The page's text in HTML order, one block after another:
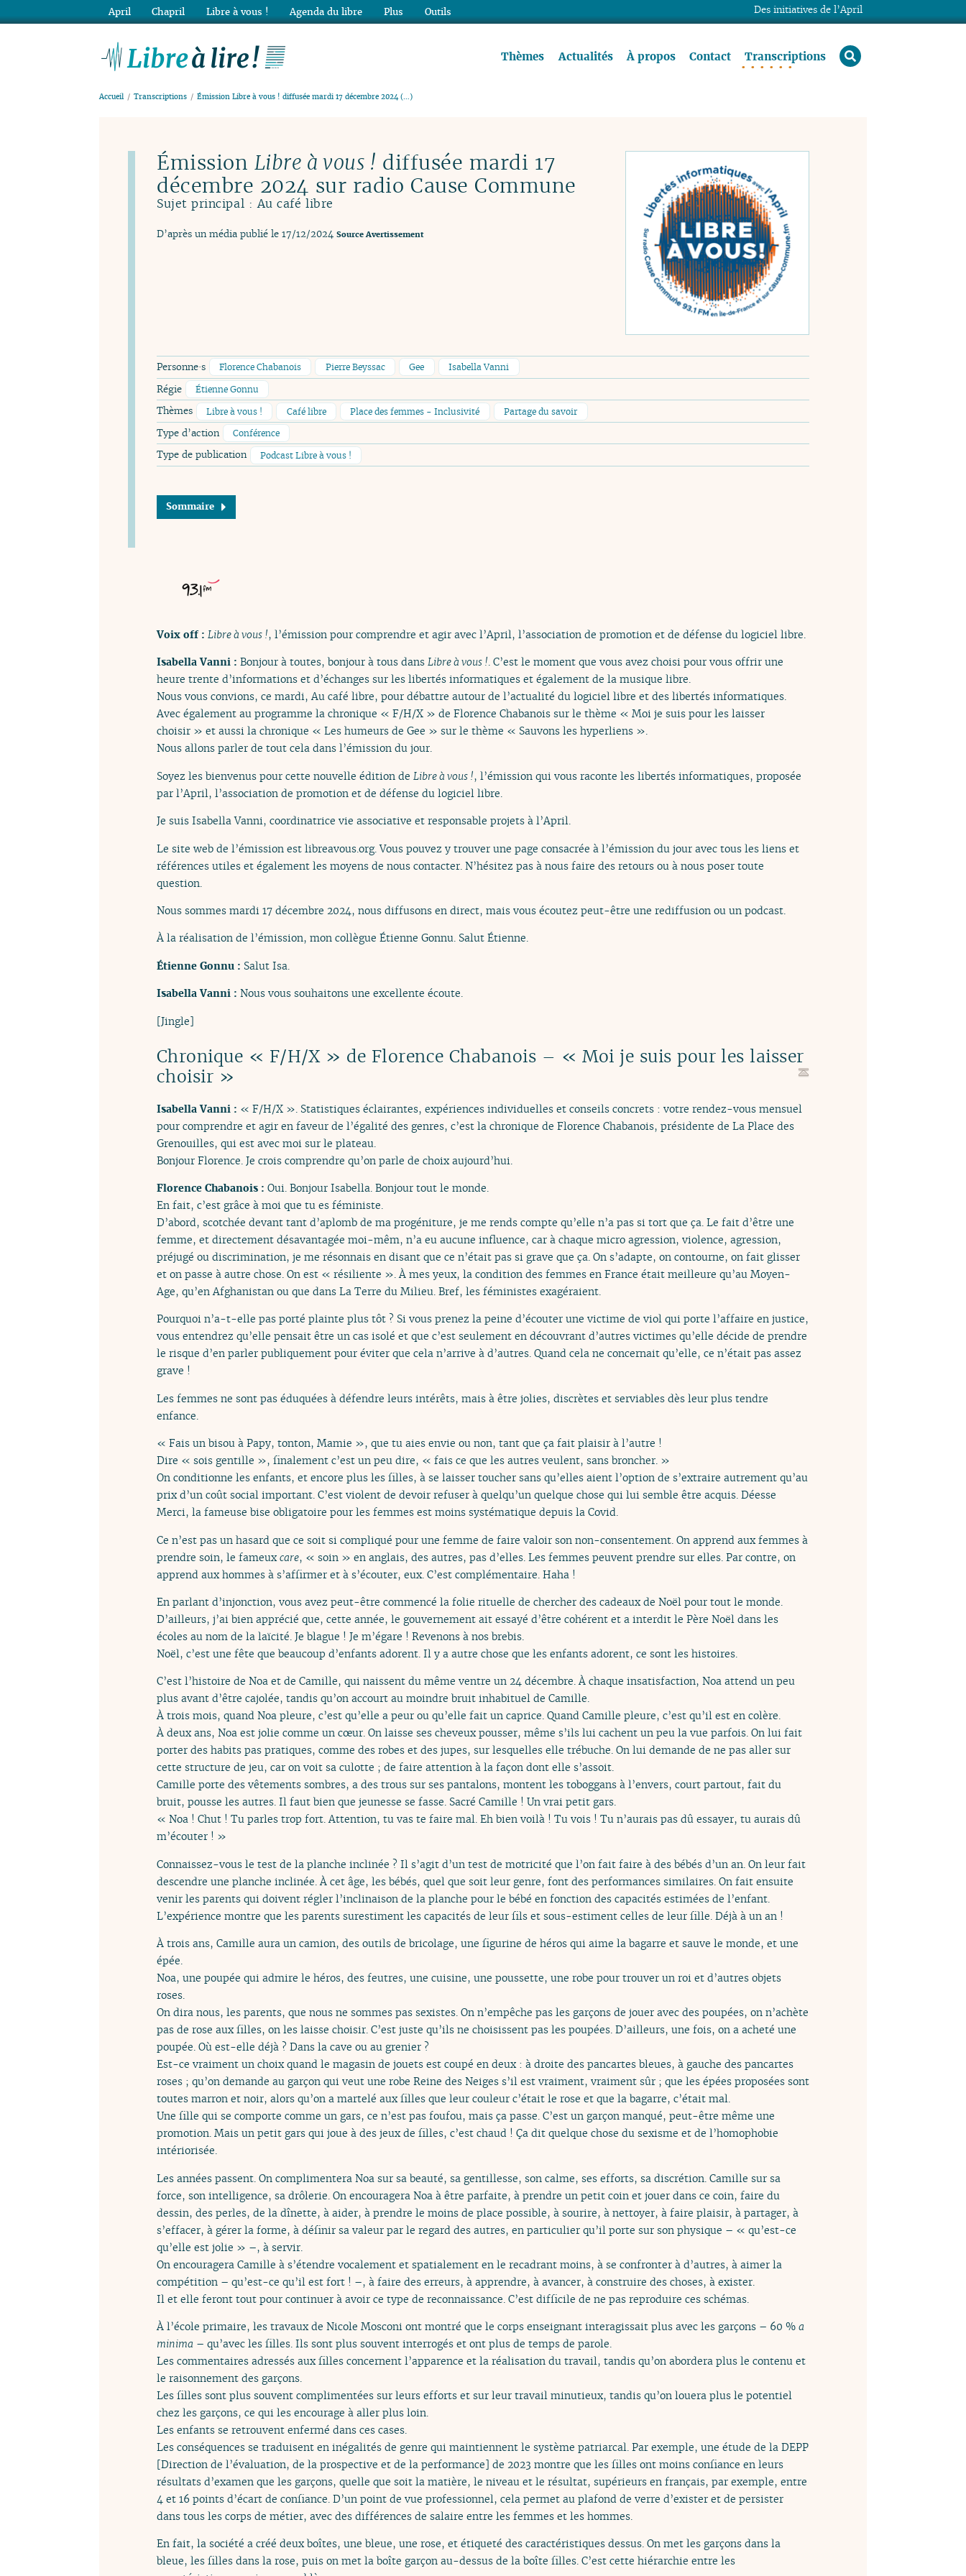
Thèmes Actualités À propos Contact Transcriptions rechercher
Accueil Transcriptions Émission Libre à vous ! diffusée mardi 17 décembre 2024 (…)
Émission Libre à vous ! diffusée mardi 17
décembre 2024 sur radio Cause Commune
Sujet principal : Au café libre
D’après un média publié le 17/12/2024 Source Avertissement
Personne·s Florence Chabanois Pierre Beyssac Gee Isabella Vanni
Régie Étienne Gonnu
Thèmes Libre à vous ! Café libre Place des femmes - Inclusivité Partage du savoir
Type d’action Conférence
Type de publication Podcast Libre à vous !
Sommaire
Voix off : Libre à vous !, l’émission pour comprendre et agir avec l’April, l’association de promotion et de défense du logiciel libre.
Isabella Vanni : Bonjour à toutes, bonjour à tous dans Libre à vous !. C’est le moment que vous avez choisi pour vous offrir une
heure trente d’informations et d’échanges sur les libertés informatiques et également de la musique libre.
Nous vous convions, ce mardi, Au café libre, pour débattre autour de l’actualité du logiciel libre et des libertés informatiques.
Avec également au programme la chronique « F/H/X » de Florence Chabanois sur le thème « Moi je suis pour les laisser
choisir » et aussi la chronique « Les humeurs de Gee » sur le thème « Sauvons les hyperliens ».
Nous allons parler de tout cela dans l’émission du jour.
Soyez les bienvenus pour cette nouvelle édition de Libre à vous !, l’émission qui vous raconte les libertés informatiques, proposée
par l’April, l’association de promotion et de défense du logiciel libre.
Je suis Isabella Vanni, coordinatrice vie associative et responsable projets à l’April.
Le site web de l’émission est libreavous.org. Vous pouvez y trouver une page consacrée à l’émission du jour avec tous les liens et
références utiles et également les moyens de nous contacter. N’hésitez pas à nous faire des retours ou à nous poser toute
question.
Nous sommes mardi 17 décembre 2024, nous diffusons en direct, mais vous écoutez peut-être une rediffusion ou un podcast.
À la réalisation de l’émission, mon collègue Étienne Gonnu. Salut Étienne.
Étienne Gonnu : Salut Isa.
Isabella Vanni : Nous vous souhaitons une excellente écoute.
[Jingle]
Chronique « F/H/X » de Florence Chabanois – « Moi je suis pour les laisser
choisir »
Isabella Vanni : « F/H/X ». Statistiques éclairantes, expériences individuelles et conseils concrets : votre rendez-vous mensuel
pour comprendre et agir en faveur de l’égalité des genres, c’est la chronique de Florence Chabanois, présidente de La Place des
Grenouilles, qui est avec moi sur le plateau.
Bonjour Florence. Je crois comprendre qu’on parle de choix aujourd’hui.
Florence Chabanois : Oui. Bonjour Isabella. Bonjour tout le monde.
En fait, c’est grâce à moi que tu es féministe.
D’abord, scotchée devant tant d’aplomb de ma progéniture, je me rends compte qu’elle n’a pas si tort que ça. Le fait d’être une
femme, et directement désavantagée moi-mêm, n’a eu aucune influence, car à chaque micro agression, violence, agression,
préjugé ou discrimination, je me résonnais en disant que ce n’était pas si grave que ça. On s’adapte, on contourne, on fait glisser
et on passe à autre chose. On est « résiliente ». À mes yeux, la condition des femmes en France était meilleure qu’au Moyen-
Age, qu’en Afghanistan ou que dans La Terre du Milieu. Bref, les féministes exagéraient.
Pourquoi n’a-t-elle pas porté plainte plus tôt ? Si vous prenez la peine d’écouter une victime de viol qui porte l’affaire en justice,
vous entendrez qu’elle pensait être un cas isolé et que c’est seulement en découvrant d’autres victimes qu’elle décide de prendre
le risque d’en parler publiquement pour éviter que cela n’arrive à d’autres. Quand cela ne concernait qu’elle, ce n’était pas assez
grave !
Les femmes ne sont pas éduquées à défendre leurs intérêts, mais à être jolies, discrètes et serviables dès leur plus tendre
enfance.
« Fais un bisou à Papy, tonton, Mamie », que tu aies envie ou non, tant que ça fait plaisir à l’autre !
Dire « sois gentille », finalement c’est un peu dire, « fais ce que les autres veulent, sans broncher. »
On conditionne les enfants, et encore plus les filles, à se laisser toucher sans qu’elles aient l’option de s’extraire autrement qu’au
prix d’un coût social important. C’est violent de devoir refuser à quelqu’un quelque chose qui lui semble être acquis. Déesse
Merci, la fameuse bise obligatoire pour les femmes est moins systématique depuis la Covid.
Ce n’est pas un hasard que ce soit si compliqué pour une femme de faire valoir son non-consentement. On apprend aux femmes à
prendre soin, le fameux care, « soin » en anglais, des autres, pas d’elles. Les femmes peuvent prendre sur elles. Par contre, on
apprend aux hommes à s’affirmer et à s’écouter, eux. C’est complémentaire. Haha !
En parlant d’injonction, vous avez peut-être commencé la folie rituelle de chercher des cadeaux de Noël pour tout le monde.
D’ailleurs, j’ai bien apprécié que, cette année, le gouvernement ait essayé d’être cohérent et a interdit le Père Noël dans les
écoles au nom de la laïcité. Je blague ! Je m’égare ! Revenons à nos brebis.
Noël, c’est une fête que beaucoup d’enfants adorent. Il y a autre chose que les enfants adorent, ce sont les histoires.
C’est l’histoire de Noa et de Camille, qui naissent du même ventre un 24 décembre. À chaque insatisfaction, Noa attend un peu
plus avant d’être cajolée, tandis qu’on accourt au moindre bruit inhabituel de Camille.
À trois mois, quand Noa pleure, c’est qu’elle a peur ou qu’elle fait un caprice. Quand Camille pleure, c’est qu’il est en colère.
À deux ans, Noa est jolie comme un cœur. On laisse ses cheveux pousser, même s’ils lui cachent un peu la vue parfois. On lui fait
porter des habits pas pratiques, comme des robes et des jupes, sur lesquelles elle trébuche. On lui demande de ne pas aller sur
cette structure de jeu, car on voit sa culotte ; de faire attention à la façon dont elle s’assoit.
Camille porte des vêtements sombres, a des trous sur ses pantalons, montent les toboggans à l’envers, court partout, fait du
bruit, pousse les autres. Il faut bien que jeunesse se fasse. Sacré Camille ! Un vrai petit gars.
« Noa ! Chut ! Tu parles trop fort. Attention, tu vas te faire mal. Eh bien voilà ! Tu vois ! Tu n’aurais pas dû essayer, tu aurais dû
m’écouter ! »
Connaissez-vous le test de la planche inclinée ? Il s’agit d’un test de motricité que l’on fait faire à des bébés d’un an. On leur fait
descendre une planche inclinée. À cet âge, les bébés, quel que soit leur genre, font des performances similaires. On fait ensuite
venir les parents qui doivent régler l’inclinaison de la planche pour le bébé en fonction des capacités estimées de l’enfant.
L’expérience montre que les parents surestiment les capacités de leur fils et sous-estiment celles de leur fille. Déjà à un an !
À trois ans, Camille aura un camion, des outils de bricolage, une figurine de héros qui aime la bagarre et sauve le monde, et une
épée.
Noa, une poupée qui admire le héros, des feutres, une cuisine, une poussette, une robe pour trouver un roi et d’autres objets
roses.
On dira nous, les parents, que nous ne sommes pas sexistes. On n’empêche pas les garçons de jouer avec des poupées, on n’achète
pas de rose aux filles, on les laisse choisir. C’est juste qu’ils ne choisissent pas les poupées. D’ailleurs, une fois, on a acheté une
poupée. Où est-elle déjà ? Dans la cave ou au grenier ?
Est-ce vraiment un choix quand le magasin de jouets est coupé en deux : à droite des pancartes bleues, à gauche des pancartes
roses ; qu’on demande au garçon qui veut une robe Reine des Neiges s’il est vraiment, vraiment sûr ; que les épées proposées sont
toutes marron et noir, alors qu’on a martelé aux filles que leur couleur c’était le rose et que la bagarre, c’était mal.
Une fille qui se comporte comme un gars, ce n’est pas foufou, mais ça passe. C’est un garçon manqué, peut-être même une
promotion. Mais un petit gars qui joue à des jeux de filles, c’est chaud ! Ça dit quelque chose du sexisme et de l’homophobie
intériorisée.
Les années passent. On complimentera Noa sur sa beauté, sa gentillesse, son calme, ses efforts, sa discrétion. Camille sur sa
force, son intelligence, sa drôlerie. On encouragera Noa à être parfaite, à prendre un petit coin et jouer dans ce coin, faire du
dessin, des perles, de la dînette, à aider, à prendre le moins de place possible, à sourire, à nettoyer, à faire plaisir, à partager, à
s’effacer, à gérer la forme, à définir sa valeur par le regard des autres, en particulier qu’il porte sur son physique – « qu’est-ce
qu’elle est jolie » –, à servir.
On encouragera Camille à s’étendre vocalement et spatialement en le recadrant moins, à se confronter à d’autres, à aimer la
compétition – qu’est-ce qu’il est fort ! –, à faire des erreurs, à apprendre, à avancer, à construire des choses, à exister.
Il et elle feront tout pour continuer à avoir ce type de reconnaissance. C’est difficile de ne pas reproduire ces schémas.
À l’école primaire, les travaux de Nicole Mosconi ont montré que le corps enseignant interagissait plus avec les garçons – 60 % a
minima – qu’avec les filles. Ils sont plus souvent interrogés et ont plus de temps de parole.
Les commentaires adressés aux filles concernent l’apparence et la réalisation du travail, tandis qu’on abordera plus le contenu et
le raisonnement des garçons.
Les filles sont plus souvent complimentées sur leurs efforts et sur leur travail minutieux, tandis qu’on louera plus le potentiel
chez les garçons, ce qui les encourage à aller plus loin.
Les enfants se retrouvent enfermé dans ces cases.
Les conséquences se traduisent en inégalités de genre qui maintiennent le système patriarcal. Par exemple, une étude de la DEPP
[Direction de l’évaluation, de la prospective et de la performance] de 2023 montre que les filles ont moins confiance en leurs
résultats d’examen que les garçons, quelle que soit la matière, le niveau et le résultat, supérieurs en français, par exemple, entre
4 et 16 points d’écart de confiance. D’un point de vue professionnel, cela permet au plafond de verre d’exister et de persister
dans tous les corps de métier, avec des différences de salaire entre les femmes et les hommes.
En fait, la société a créé deux boîtes, une bleue, une rose, et étiqueté des caractéristiques dessus. On met les garçons dans la
bleue, les filles dans la rose, puis on met la boîte garçon au-dessus de la boîte filles. C’est cette hiérarchie entre les
Des initiatives de l’April
April Chapril Libre à vous ! Agenda du libre Plus Outils